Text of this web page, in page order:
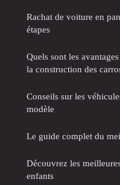
Rachat de voiture en
étapes
Quels sont les
la construction des
Conseils sur les
modèle
Le guide complet du
Découvrez les
enfants